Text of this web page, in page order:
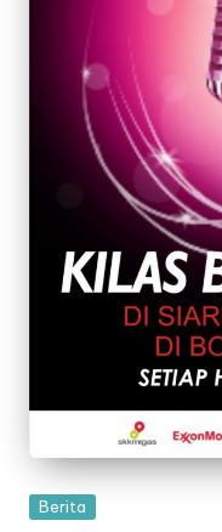
Posted
Berita